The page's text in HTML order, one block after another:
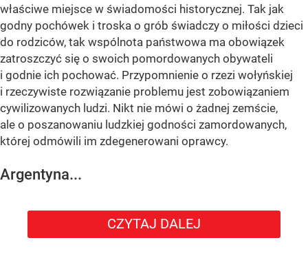
właściwe miejsce w świadomości historycznej. Tak jak
godny pochówek i troska o grób świadczy o miłości dzieci
do rodziców, tak wspólnota państwowa ma obowiązek
zatroszczyć się o swoich pomordowanych obywateli
i godnie ich pochować. Przypomnienie o rzezi wołyńskiej
i rzeczywiste rozwiązanie problemu jest zobowiązaniem
cywilizowanych ludzi. Nikt nie mówi o żadnej zemście,
ale o poszanowaniu ludzkiej godności zamordowanych,
której odmówili im zdegenerowani oprawcy.
Argentyna...
CZYTAJ DALEJ